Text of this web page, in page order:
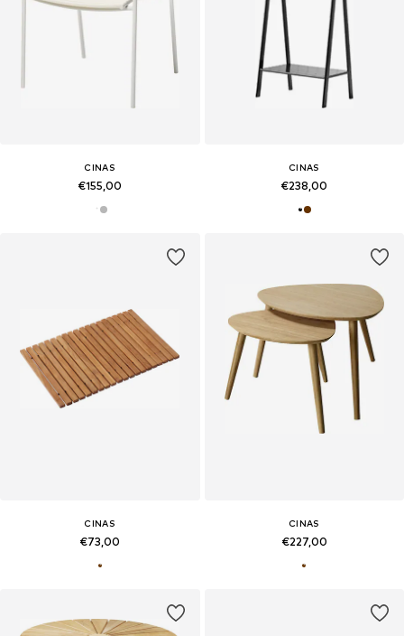
CINAS
€155,00
CINAS
€238,00
CINAS
€73,00
CINAS
€227,00